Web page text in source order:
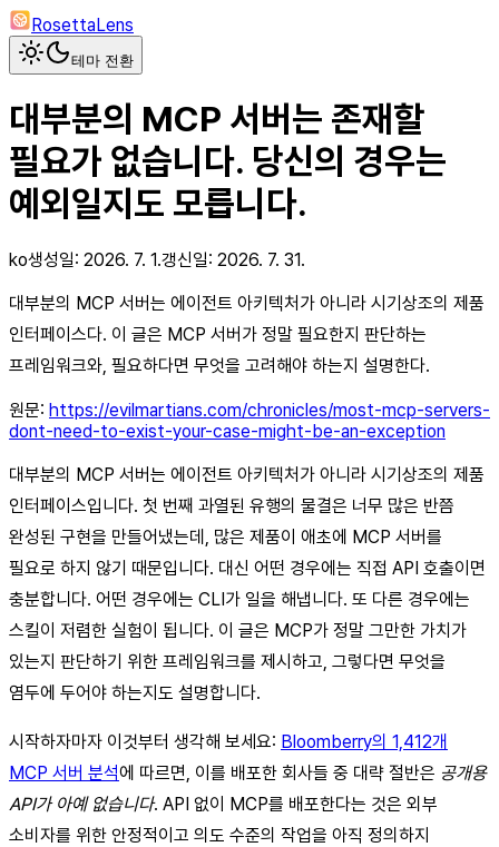
RosettaLens
테마 전환
대부분의 MCP 서버는 존재할
필요가 없습니다. 당신의 경우는
예외일지도 모릅니다.
ko생성일: 2026. 7. 1.갱신일: 2026. 7. 31.
대부분의 MCP 서버는 에이전트 아키텍처가 아니라 시기상조의 제품
인터페이스다. 이 글은 MCP 서버가 정말 필요한지 판단하는
프레임워크와, 필요하다면 무엇을 고려해야 하는지 설명한다.
원문: https://evilmartians.com/chronicles/most-mcp-servers-
dont-need-to-exist-your-case-might-be-an-exception
대부분의 MCP 서버는 에이전트 아키텍처가 아니라 시기상조의 제품
인터페이스입니다. 첫 번째 과열된 유행의 물결은 너무 많은 반쯤
완성된 구현을 만들어냈는데, 많은 제품이 애초에 MCP 서버를
필요로 하지 않기 때문입니다. 대신 어떤 경우에는 직접 API 호출이면
충분합니다. 어떤 경우에는 CLI가 일을 해냅니다. 또 다른 경우에는
스킬이 저렴한 실험이 됩니다. 이 글은 MCP가 정말 그만한 가치가
있는지 판단하기 위한 프레임워크를 제시하고, 그렇다면 무엇을
염두에 두어야 하는지도 설명합니다.
시작하자마자 이것부터 생각해 보세요: Bloomberry의 1,412개
MCP 서버 분석에 따르면, 이를 배포한 회사들 중 대략 절반은 공개용
API가 아예 없습니다. API 없이 MCP를 배포한다는 것은 외부
소비자를 위한 안정적이고 의도 수준의 작업을 아직 정의하지